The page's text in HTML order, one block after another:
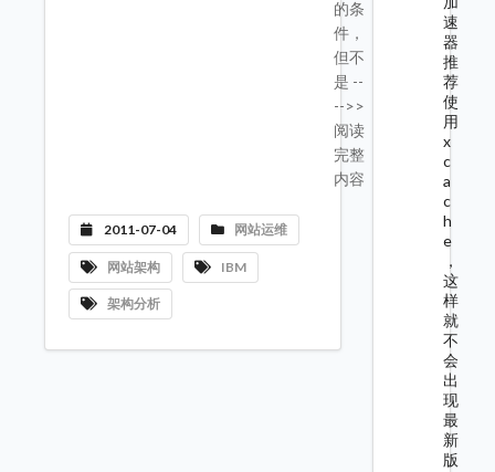
的条
件，
但不
是 --
-->>
阅读
完整
内容
2011-07-04 网站运维
网站架构 IBM
架构分析
速
器
推
荐
使
用
x
c
a
c
h
e
，
这
样
就
不
会
出
现
最
新
版